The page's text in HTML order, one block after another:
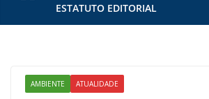
ESTATUTO EDITORIAL
AMBIENTE ATUALIDADE